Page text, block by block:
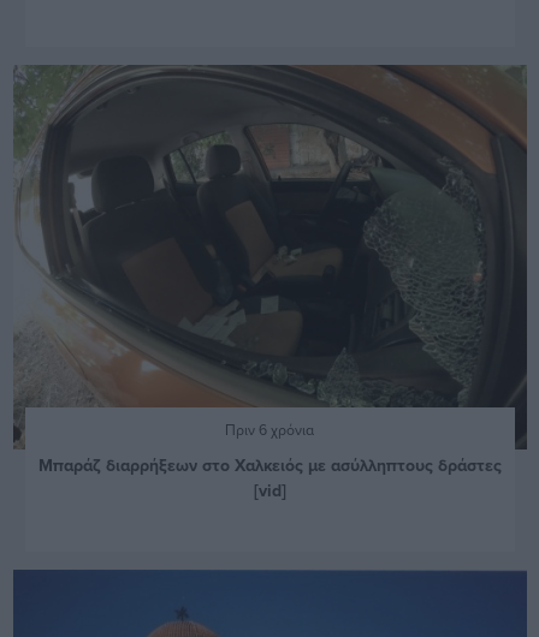
Πριν 6 χρόνια
Μπαράζ διαρρήξεων στο Χαλκειός με ασύλληπτους δράστες
[vid]